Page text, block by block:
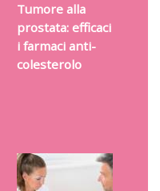
Tumore alla
prostata: efficaci
i farmaci anti-
colesterolo